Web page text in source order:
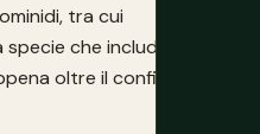
tra cui
che include il fossile
oltre il confine in